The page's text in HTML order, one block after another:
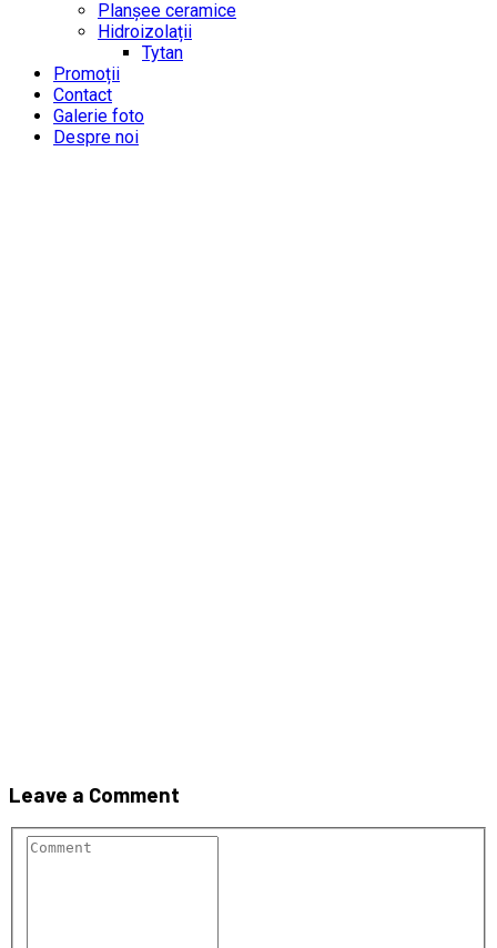
Planșee ceramice
Hidroizolații
Tytan
Promoții
Contact
Galerie foto
Despre noi
Leave a Comment